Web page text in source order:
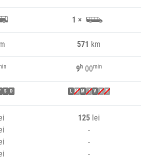
1 ×
571 km
9h00min
S D M M J V S D
125lei
-
-
-